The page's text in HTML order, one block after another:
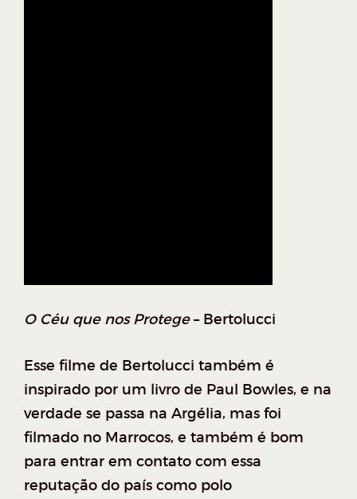
O Céu que nos Protege– Bertolucci
Esse filme de Bertolucci também é
inspirado por um livro de Paul Bowles, e na
verdade se passa na Argélia, mas foi
filmado no Marrocos, e também é bom
para entrar em contato com essa
reputação do país como polo